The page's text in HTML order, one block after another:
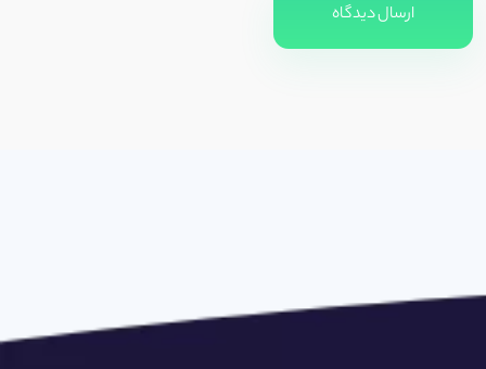
ارسال دیدگاه